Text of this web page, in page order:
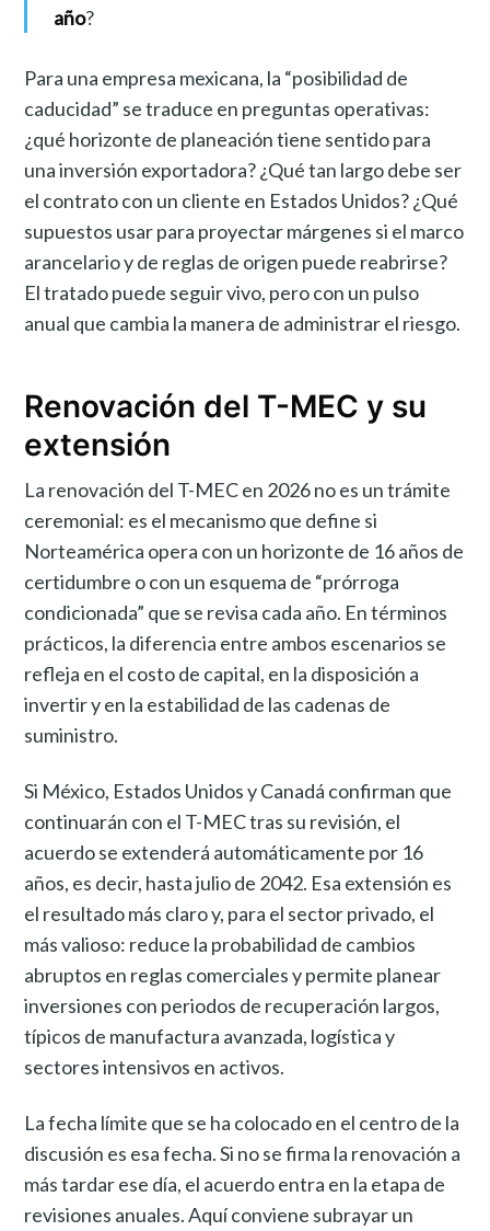
año?
Para una empresa mexicana, la “posibilidad de
caducidad” se traduce en preguntas operativas:
¿qué horizonte de planeación tiene sentido para
una inversión exportadora? ¿Qué tan largo debe ser
el contrato con un cliente en Estados Unidos? ¿Qué
supuestos usar para proyectar márgenes si el marco
arancelario y de reglas de origen puede reabrirse?
El tratado puede seguir vivo, pero con un pulso
anual que cambia la manera de administrar el riesgo.
Renovación del T-MEC y su
extensión
La renovación del T-MEC en 2026 no es un trámite
ceremonial: es el mecanismo que define si
Norteamérica opera con un horizonte de 16 años de
certidumbre o con un esquema de “prórroga
condicionada” que se revisa cada año. En términos
prácticos, la diferencia entre ambos escenarios se
refleja en el costo de capital, en la disposición a
invertir y en la estabilidad de las cadenas de
suministro.
Si México, Estados Unidos y Canadá confirman que
continuarán con el T-MEC tras su revisión, el
acuerdo se extenderá automáticamente por 16
años, es decir, hasta julio de 2042. Esa extensión es
el resultado más claro y, para el sector privado, el
más valioso: reduce la probabilidad de cambios
abruptos en reglas comerciales y permite planear
inversiones con periodos de recuperación largos,
típicos de manufactura avanzada, logística y
sectores intensivos en activos.
La fecha límite que se ha colocado en el centro de la
discusión es esa fecha. Si no se firma la renovación a
más tardar ese día, el acuerdo entra en la etapa de
revisiones anuales. Aquí conviene subrayar un